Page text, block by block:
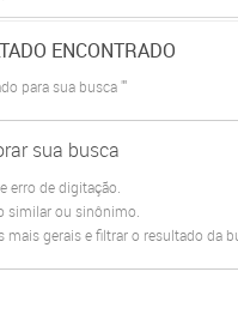
ENCONTRADO
para sua busca""
sua busca
erro de digitação.
similar ou sinônimo.
mais gerais e filtrar o resultado da